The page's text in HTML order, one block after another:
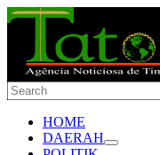
HOME
DAERAH